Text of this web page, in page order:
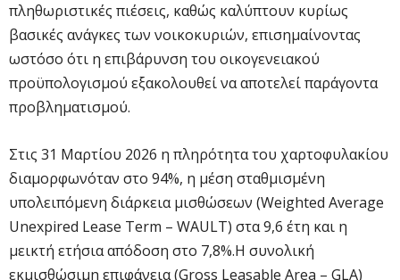
πληθωριστικές πιέσεις, καθώς καλύπτουν κυρίως
βασικές ανάγκες των νοικοκυριών, επισημαίνοντας
ωστόσο ότι η επιβάρυνση του οικογενειακού
προϋπολογισμού εξακολουθεί να αποτελεί παράγοντα
προβληματισμού.
Στις 31 Μαρτίου 2026 η πληρότητα του χαρτοφυλακίου
διαμορφωνόταν στο 94%, η μέση σταθμισμένη
υπολειπόμενη διάρκεια μισθώσεων (Weighted Average
Unexpired Lease Term – WAULT) στα 9,6 έτη και η
μεικτή ετήσια απόδοση στο 7,8%.Η συνολική
εκμισθώσιμη επιφάνεια (Gross Leasable Area – GLA)